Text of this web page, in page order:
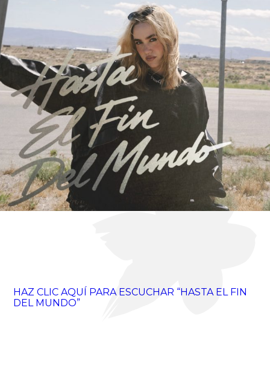
HAZ CLIC AQUÍ PARA ESCUCHAR “HASTA EL FIN
DEL MUNDO”